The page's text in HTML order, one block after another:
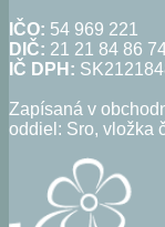
IČO: 54 969 221
DIČ: 21 21 84 86
IČ DPH:
Zapísaná v
oddiel: Sro, vložka